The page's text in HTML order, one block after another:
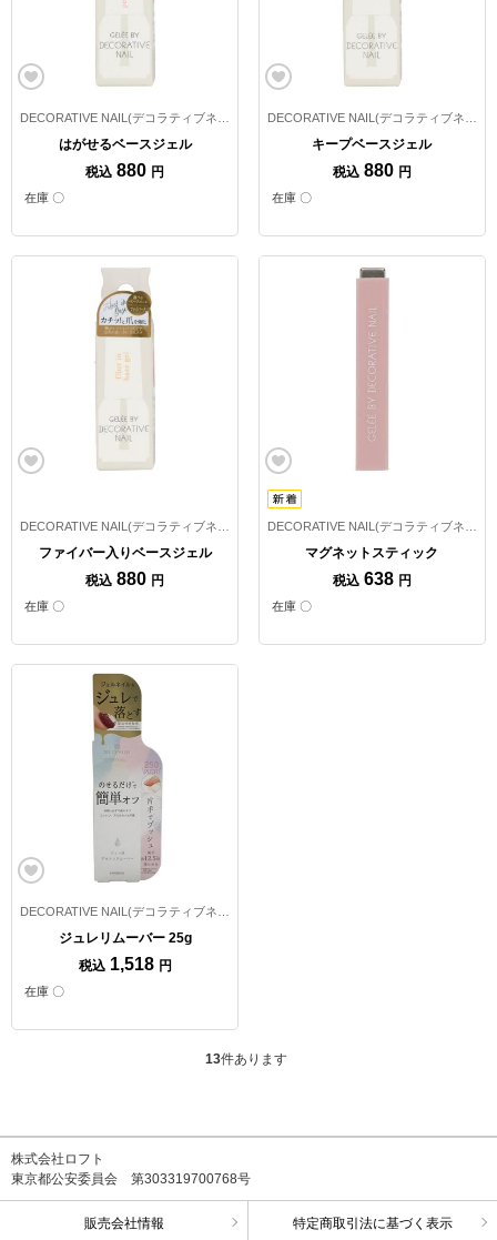
はがせるベースジェル
税込 880 円
在庫 〇
キープベースジェル
税込 880 円
在庫 〇
ファイバー入りベースジェル
税込 880 円
在庫 〇
マグネットスティック
税込 638 円
在庫 〇
ジュレリムーバー 25g
税込 1,518 円
在庫 〇
13件あります
株式会社ロフト
東京都公安委員会 第303319700768号
販売会社情報 特定商取引法に基づく表示